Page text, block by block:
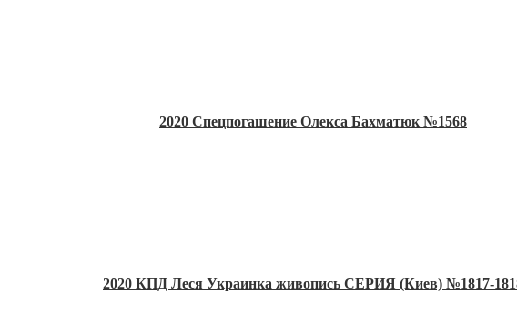
2020 Спецпогашение Олекса Бахматюк №1568
2020 КПД Леся Украинка живопись СЕРИЯ (Киев) №1817-